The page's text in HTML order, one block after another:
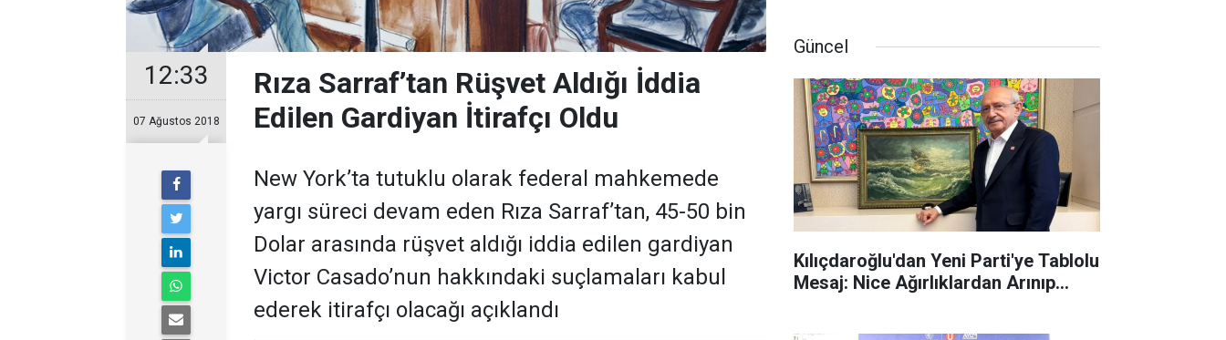
12:33
07 Ağustos 2018
Rıza Sarraf’tan Rüşvet Aldığı İddia
Edilen Gardiyan İtirafçı Oldu
New York’ta tutuklu olarak federal mahkemede
yargı süreci devam eden Rıza Sarraf’tan, 45-50 bin
Dolar arasında rüşvet aldığı iddia edilen gardiyan
Victor Casado’nun hakkındaki suçlamaları kabul
ederek itirafçı olacağı açıklandı
Güncel
Kılıçdaroğlu'dan Yeni Parti'ye Tablolu
Mesaj: Nice Ağırlıklardan Arınıp...